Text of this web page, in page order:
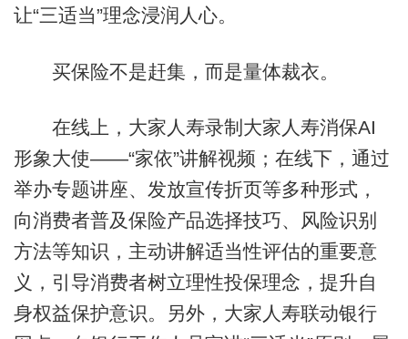
让“三适当”理念浸润人心。
买保险不是赶集，而是量体裁衣。
在线上，大家人寿录制大家人寿消保AI
形象大使——“家依”讲解视频；在线下，通过
举办专题讲座、发放宣传折页等多种形式，
向消费者普及保险产品选择技巧、风险识别
方法等知识，主动讲解适当性评估的重要意
义，引导消费者树立理性投保理念，提升自
身权益保护意识。另外，大家人寿联动银行